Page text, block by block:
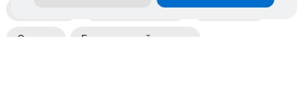
Пункты выдачи Магазины
Оплата Безналичный расчет